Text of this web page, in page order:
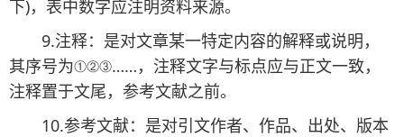
下)，表中数字应注明资料来源。
9.注释：是对文章某一特定内容的解释或说明，
其序号为①②③……，注释文字与标点应与正文一致，
注释置于文尾，参考文献之前。
10.参考文献：是对引文作者、作品、出处、版本